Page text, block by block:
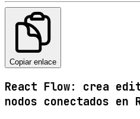
Copiar enlace
React Flow: crea
nodos conectados en